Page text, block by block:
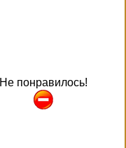
Не понравилось!